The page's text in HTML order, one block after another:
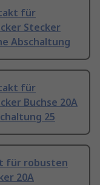
für
Stecker
Abschaltung
für
Buchse 20A
25
für robusten
20A